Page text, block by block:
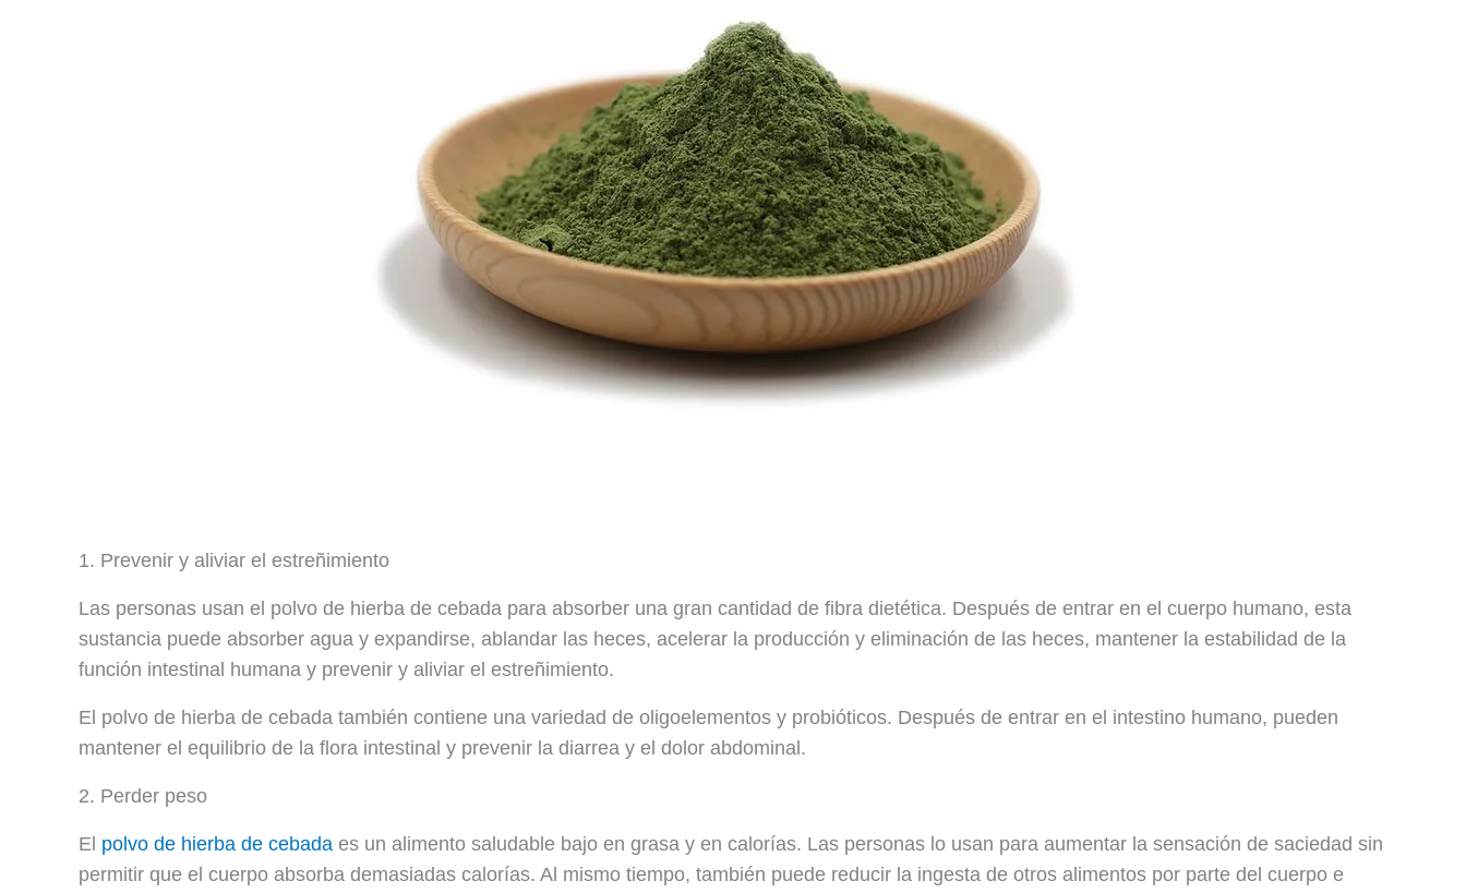
1. Prevenir y aliviar el estreñimiento
Las personas usan el polvo de hierba de cebada para absorber una gran cantidad de fibra dietética. Después de entrar en el cuerpo humano, esta
sustancia puede absorber agua y expandirse, ablandar las heces, acelerar la producción y eliminación de las heces, mantener la estabilidad de la
función intestinal humana y prevenir y aliviar el estreñimiento.
El polvo de hierba de cebada también contiene una variedad de oligoelementos y probióticos. Después de entrar en el intestino humano, pueden
mantener el equilibrio de la flora intestinal y prevenir la diarrea y el dolor abdominal.
2. Perder peso
El polvo de hierba de cebada es un alimento saludable bajo en grasa y en calorías. Las personas lo usan para aumentar la sensación de saciedad sin
permitir que el cuerpo absorba demasiadas calorías. Al mismo tiempo, también puede reducir la ingesta de otros alimentos por parte del cuerpo e